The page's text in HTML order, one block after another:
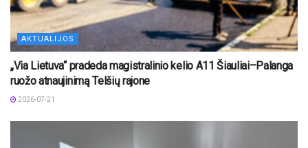
AKTUALIJOS
„Via Lietuva“ pradeda magistralinio kelio A11 Šiauliai–Palanga
ruožo atnaujinimą Telšių rajone
2026-07-21